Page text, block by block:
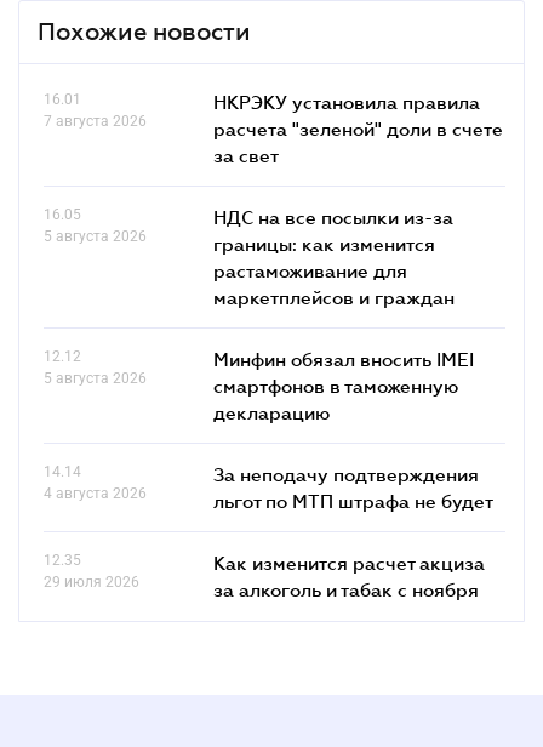
Похожие новости
16.01
7 августа 2026
НКРЭКУ установила правила
расчета "зеленой" доли в счете
за свет
16.05
5 августа 2026
НДС на все посылки из-за
границы: как изменится
растаможивание для
маркетплейсов и граждан
12.12
5 августа 2026
Минфин обязал вносить IMEI
смартфонов в таможенную
декларацию
14.14
4 августа 2026
За неподачу подтверждения
льгот по МТП штрафа не будет
12.35
29 июля 2026
Как изменится расчет акциза
за алкоголь и табак с ноября